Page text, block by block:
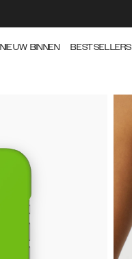
NIEUW BINNEN BESTSELLERS